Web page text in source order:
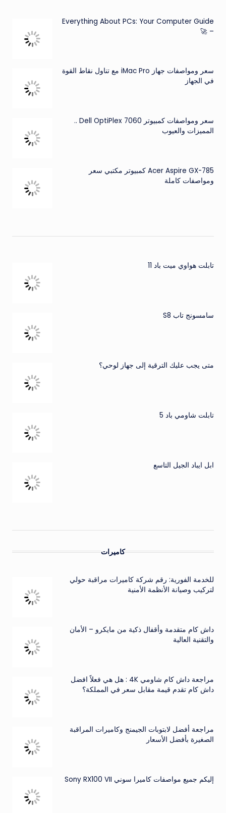
Everything About PCs: Your Computer Guide
– 🚀
سعر ومواصفات جهاز iMac Pro مع تناول نقاط القوة
في الجهاز
سعر ومواصفات كمبيوتر Dell OptiPlex 7060 ..
المميزات والعيوب
Acer Aspire GX-785 كمبيوتر مكتبي سعر
ومواصفات كاملة
تابلت هواوي ميت باد 11
سامسونج تاب S8
متى يجب عليك الترقية إلى جهاز لوحي؟
تابلت شاومي باد 5
ابل ايباد الجيل التاسع
كاميرات
للخدمة الفورية: رقم شركة كاميرات مراقبة حولي
لتركيب وصيانة الأنظمة الأمنية
داش كام متقدمة وأقفال ذكية من مايكرو – الأمان
والتقنية العالية
مراجعة داش كام شاومي 4K : هل هي فعلاً افضل
داش كام تقدم قيمة مقابل سعر في المملكة؟
مراجعة أفضل لابتوبات الجيمنج وكاميرات المراقبة
الصغيرة بأفضل الأسعار
إليكم جميع مواصفات كاميرا سوني Sony RX100 VII